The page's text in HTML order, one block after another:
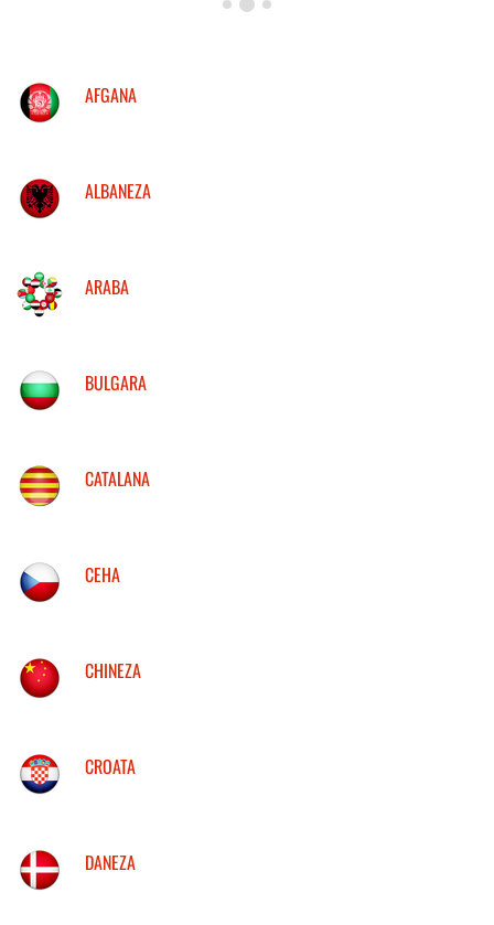
AFGANA
ALBANEZA
ARABA
BULGARA
CATALANA
CEHA
CHINEZA
CROATA
DANEZA